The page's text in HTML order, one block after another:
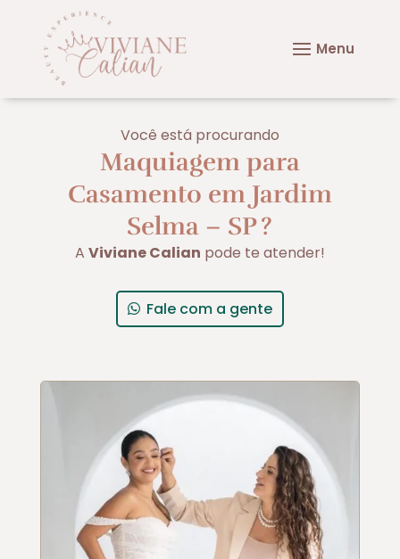
Você está procurando
Maquiagem para
Casamento em Jardim
Selma – SP?
A Viviane Calian pode te atender!
Fale com a gente